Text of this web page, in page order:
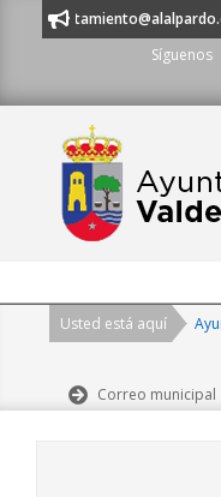
a ayuntamiento@alalpardo.org
Síguenos
Navigation
Usted está aquí
Correo